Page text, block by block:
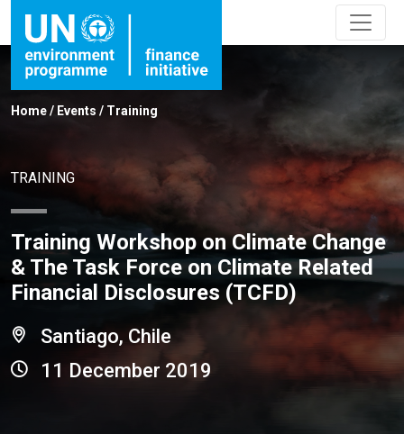
Home/ Events / Training
TRAINING
Training Workshop on Climate Change
& The Task Force on Climate Related
Financial Disclosures (TCFD)
Santiago, Chile
11 December 2019